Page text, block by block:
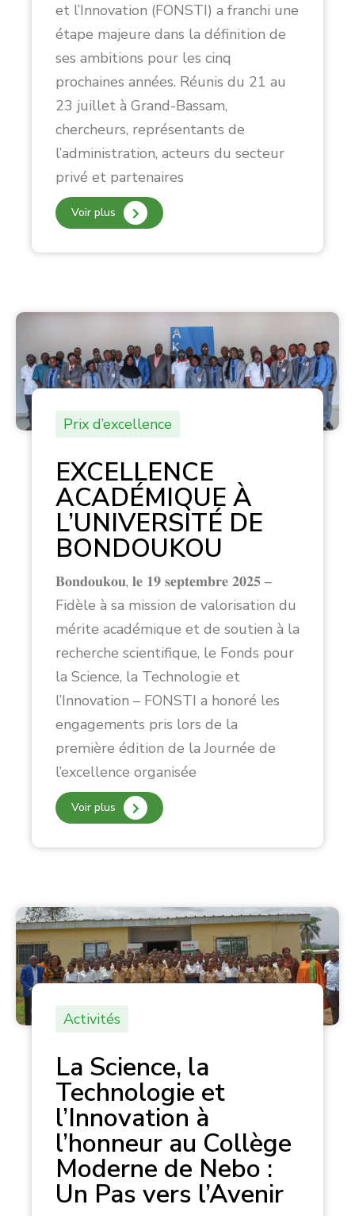
et l’Innovation (FONSTI) a franchi une
étape majeure dans la définition de
ses ambitions pour les cinq
prochaines années. Réunis du 21 au
23 juillet à Grand-Bassam,
chercheurs, représentants de
l’administration, acteurs du secteur
privé et partenaires
Voir plus
Prix d’excellence
EXCELLENCE
ACADÉMIQUE À
L’UNIVERSITÉ DE
BONDOUKOU
𝐁𝐨𝐧𝐝𝐨𝐮𝐤𝐨𝐮, 𝐥𝐞 𝟏𝟗 𝐬𝐞𝐩𝐭𝐞𝐦𝐛𝐫𝐞 𝟐𝟎𝟐𝟓 –
Fidèle à sa mission de valorisation du
mérite académique et de soutien à la
recherche scientifique, le Fonds pour
la Science, la Technologie et
l’Innovation – FONSTI a honoré les
engagements pris lors de la
première édition de la Journée de
l’excellence organisée
Voir plus
Activités
La Science, la
Technologie et
l’Innovation à
l’honneur au Collège
Moderne de Nebo :
Un Pas vers l’Avenir